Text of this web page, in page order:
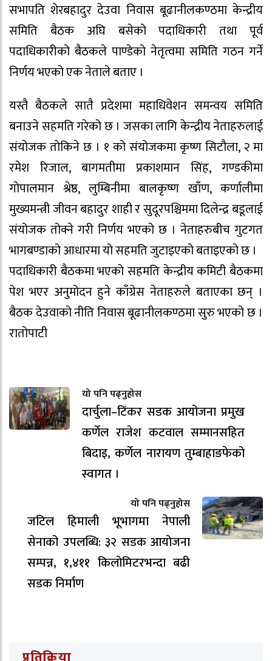
सभापति शेरबहादुर देउवा निवास बूढानीलकण्ठमा केन्द्रीय
समिति बैठक अघि बसेको पदाधिकारी तथा पूर्व
पदाधिकारीको बैठकले पाण्डेको नेतृत्वमा समिति गठन गर्ने
निर्णय भएको एक नेताले बताए ।
यस्तै बैठकले सातै प्रदेशमा महाधिवेशन समन्वय समिति
बनाउने सहमति गरेको छ । जसका लागि केन्द्रीय नेताहरुलाई
संयोजक तोकिने छ । १ को संयोजकमा कृष्ण सिटौला, २ मा
रमेश रिजाल, बागमतीमा प्रकाशमान सिंह, गण्डकीमा
गोपालमान श्रेष्ठ, लुम्बिनीमा बालकृष्ण खाँण, कर्णालीमा
मुख्यमन्त्री जीवन बहादुर शाही र सुदूरपश्चिममा दिलेन्द्र बडूलाई
संयोजक तोक्ने गरी निर्णय भएको छ । नेताहरुबीच गुटगत
भागबण्डाको आधारमा यो सहमति जुटाइएको बताइएको छ ।
पदाधिकारी बैठकमा भएको सहमति केन्द्रीय कमिटी बैठकमा
पेश भएर अनुमोदन हुने काँग्रेस नेताहरुले बताएका छन् ।
बैठक देउवाको नीति निवास बूढानीलकण्ठमा सुरु भएको छ ।
रातोपाटी
यो पनि पढ्नुहोस
दार्चुला–टिंकर सडक आयोजना प्रमुख
कर्णेल राजेश कटवाल सम्मानसहित
बिदाइ, कर्णेल नारायण तुम्बाहाङफेको
स्वागत ।
यो पनि पढ्नुहोस
जटिल हिमाली भूभागमा नेपाली
सेनाको उपलब्धि: ३२ सडक आयोजना
सम्पन्न, १,४११ किलोमिटरभन्दा बढी
सडक निर्माण